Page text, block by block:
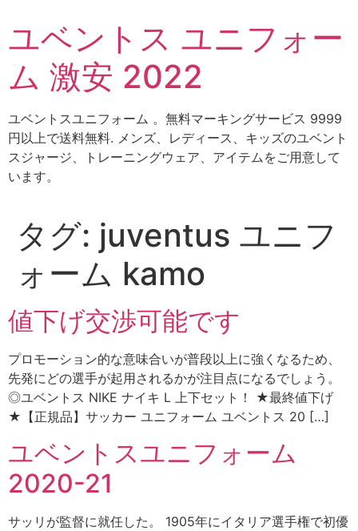
テ
ツ
ス
キ
ッ
プ
ユベントス ユニフォー
ム 激安 2022
ユベントスユニフォーム 。無料マーキングサービス 9999
円以上で送料無料. メンズ、レディース、キッズのユベント
スジャージ、トレーニングウェア、アイテムをご用意して
います。
タグ: juventus ユニフ
ォーム kamo
値下げ交渉可能です
プロモーション的な意味合いが普段以上に強くなるため、
先発にどの選手が起用されるかが注目点になるでしょう。
◎ユベントス NIKE ナイキ L 上下セット！ ★最終値下げ
★【正規品】サッカー ユニフォーム ユベントス 20 […]
ユベントスユニフォーム
2020-21
サッリが監督に就任した。 1905年にイタリア選手権で初優